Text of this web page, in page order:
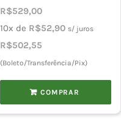
R$529,00
10x de R$52,90 s/ juros
R$502,55
(Boleto/Transferência/Pix)
COMPRAR